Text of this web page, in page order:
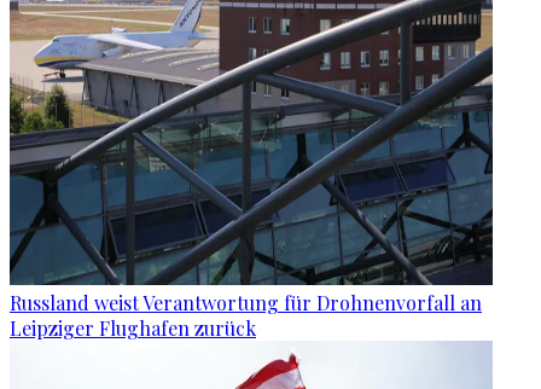
Russland weist Verantwortung für Drohnenvorfall an
Leipziger Flughafen zurück